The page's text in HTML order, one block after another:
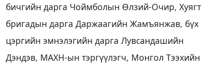
бичгийн дарга Чоймболын Өлзий-Очир, Хуягт
бригадын дарга Даржаагийн Жамъянжав, бүх
цэргийн эмнэлэгийн дарга Лувсандашийн
Дэндэв, МАХН-ын тэргүүлэгч, Монгол Тээхийн